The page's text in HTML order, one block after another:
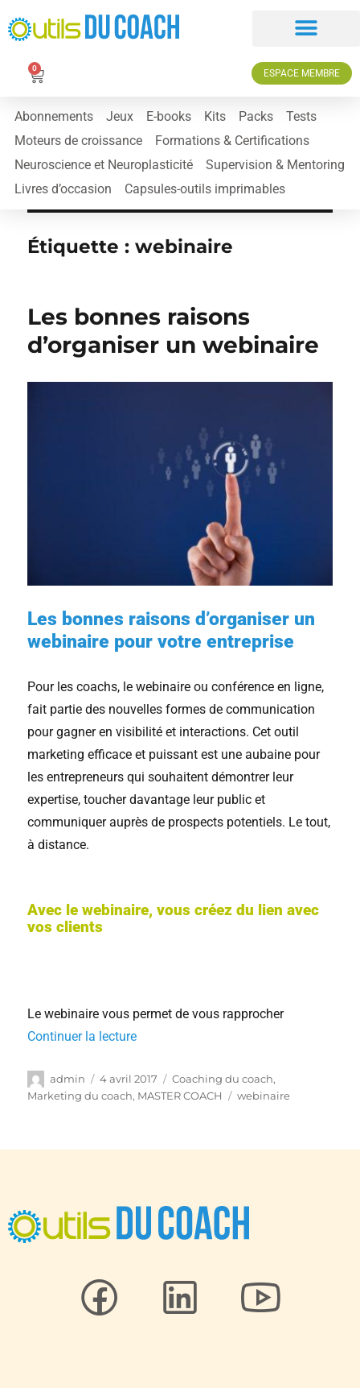
0 ESPACE MEMBRE
Abonnements Jeux E-books Kits Packs
Tests
Moteurs de croissance
Formations & Certifications
Neuroscience et Neuroplasticité
Supervision & Mentoring
Livres d’occasion
Capsules-outils imprimables
Étiquette :webinaire
Les bonnes raisons
d’organiser un webinaire
Les bonnes raisons d’organiser un
webinaire pour votre entreprise
Pour les coachs, le webinaire ou conférence en ligne,
fait partie des nouvelles formes de communication
pour gagner en visibilité et interactions. Cet outil
marketing efficace et puissant est une aubaine pour
les entrepreneurs qui souhaitent démontrer leur
expertise, toucher davantage leur public et
communiquer auprès de prospects potentiels. Le tout,
à distance.
Avec le webinaire, vous créez du lien avec
vos clients
Le webinaire vous permet de vous rapprocher
Continuer la lecture
admin 4 avril 2017 Coaching du coach,
Marketing du coach, MASTER COACH webinaire